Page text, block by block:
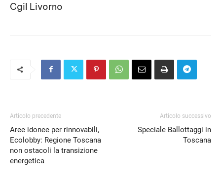
Cgil Livorno
Articolo precedente
Aree idonee per rinnovabili,
Ecolobby: Regione Toscana
non ostacoli la transizione
energetica
Articolo successivo
Speciale Ballottaggi in
Toscana